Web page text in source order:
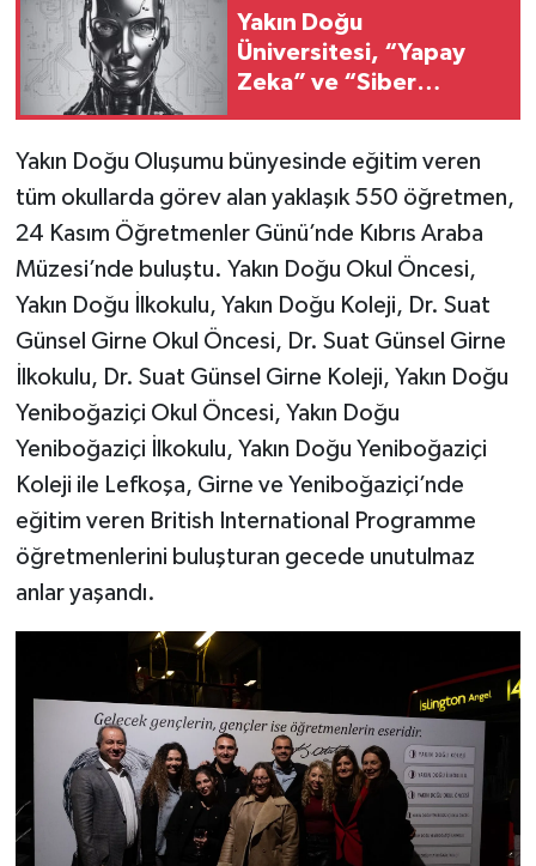
Yakın Doğu
Üniversitesi, “Yapay
Zeka” ve “Siber
YÖK onayını aldı
Yakın Doğu Oluşumu bünyesinde eğitim veren
tüm okullarda görev alan yaklaşık 550 öğretmen,
24 Kasım Öğretmenler Günü’nde Kıbrıs Araba
Müzesi’nde buluştu. Yakın Doğu Okul Öncesi,
Yakın Doğu İlkokulu, Yakın Doğu Koleji, Dr. Suat
Günsel Girne Okul Öncesi, Dr. Suat Günsel Girne
İlkokulu, Dr. Suat Günsel Girne Koleji, Yakın Doğu
Yeniboğaziçi Okul Öncesi, Yakın Doğu
Yeniboğaziçi İlkokulu, Yakın Doğu Yeniboğaziçi
Koleji ile Lefkoşa, Girne ve Yeniboğaziçi’nde
eğitim veren British International Programme
öğretmenlerini buluşturan gecede unutulmaz
anlar yaşandı.